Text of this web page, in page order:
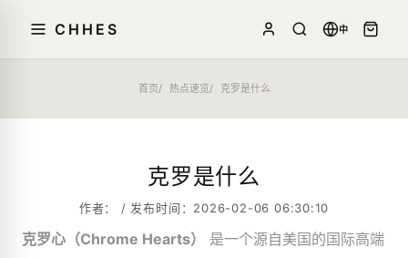
CHHES 中
首页 热点速览 克罗是什么
克罗是什么
作者： / 发布时间：2026-02-06 06:30:10
克罗心（Chrome Hearts）
​ 是一个源自美国的国际高端